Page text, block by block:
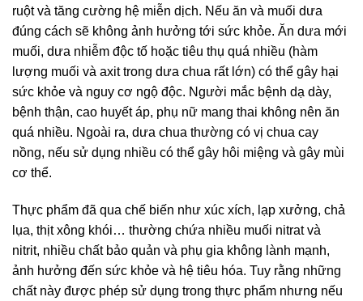
ruột và tăng cường hệ miễn dịch. Nếu ăn và muối dưa
đúng cách sẽ không ảnh hưởng tới sức khỏe. Ăn dưa mới
muối, dưa nhiễm độc tố hoặc tiêu thụ quá nhiều (hàm
lượng muối và axit trong dưa chua rất lớn) có thể gây hại
sức khỏe và nguy cơ ngộ độc. Người mắc bệnh dạ dày,
bệnh thận, cao huyết áp, phụ nữ mang thai không nên ăn
quá nhiều. Ngoài ra, dưa chua thường có vị chua cay
nồng, nếu sử dụng nhiều có thể gây hôi miệng và gây mùi
cơ thể.
Thực phẩm đã qua chế biến như xúc xích, lạp xưởng, chả
lụa, thịt xông khói… thường chứa nhiều muối nitrat và
nitrit, nhiều chất bảo quản và phụ gia không lành mạnh,
ảnh hưởng đến sức khỏe và hệ tiêu hóa. Tuy rằng những
chất này được phép sử dụng trong thực phẩm nhưng nếu